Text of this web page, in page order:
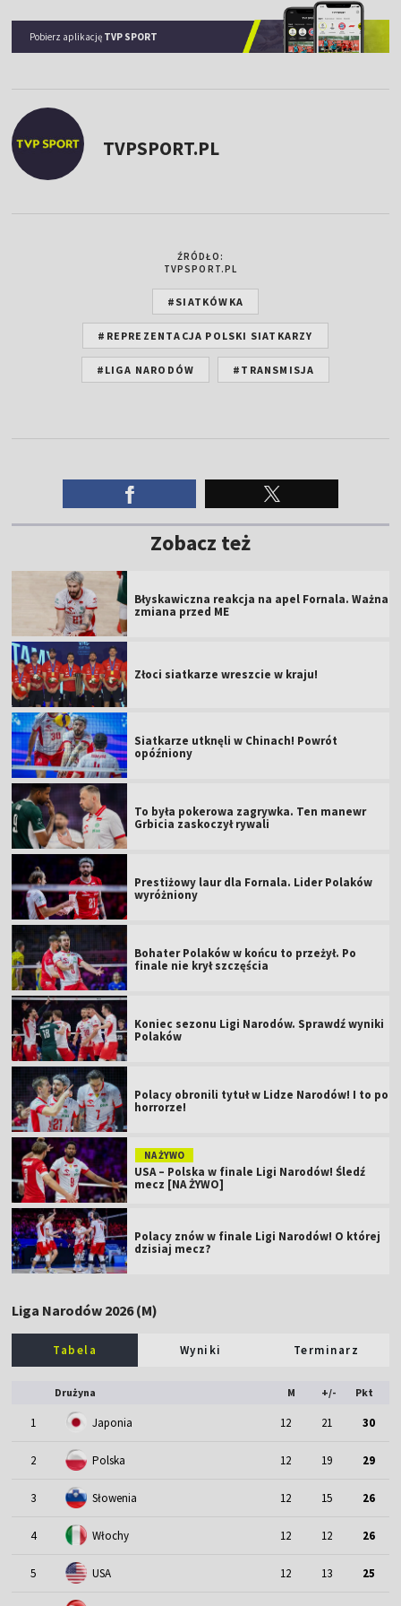
Pobierz aplikację TVP SPORT
TVPSPORT.PL
ŹRÓDŁO:
TVPSPORT.PL
#SIATKÓWKA
#REPREZENTACJA POLSKI SIATKARZY
#LIGA NARODÓW #TRANSMISJA
Zobacz też
Błyskawiczna reakcja na apel Fornala. Ważna
zmiana przed ME
Złoci siatkarze wreszcie w kraju!
Siatkarze utknęli w Chinach! Powrót
opóźniony
To była pokerowa zagrywka. Ten manewr
Grbicia zaskoczył rywali
Prestiżowy laur dla Fornala. Lider Polaków
wyróżniony
Bohater Polaków w końcu to przeżył. Po
finale nie krył szczęścia
Koniec sezonu Ligi Narodów. Sprawdź wyniki
Polaków
Polacy obronili tytuł w Lidze Narodów! I to po
horrorze!
NA ŻYWO
USA – Polska w finale Ligi Narodów! Śledź
mecz [NA ŻYWO]
Polacy znów w finale Ligi Narodów! O której
dzisiaj mecz?
Liga Narodów 2026 (M)
Tabela Wyniki Terminarz
Drużyna M +/- Pkt
1 Japonia 12 21 30
2 Polska 12 19 29
3 Słowenia 12 15 26
4 Włochy 12 12 26
5 USA 12 13 25